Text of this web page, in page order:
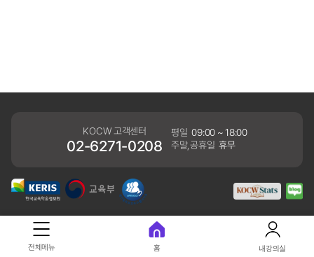
KOCW 고객센터
02-6271-0208
평일 09:00 ~ 18:00
주말,공휴일 휴무
개인정보처리방침
41061 대구광역시 동구 동내로 64 (동내동 1119) 우)41061
전체메뉴 홈 내강의실